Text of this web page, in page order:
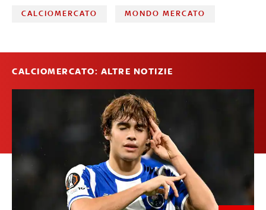
CALCIOMERCATO MONDO MERCATO
CALCIOMERCATO: ALTRE NOTIZIE